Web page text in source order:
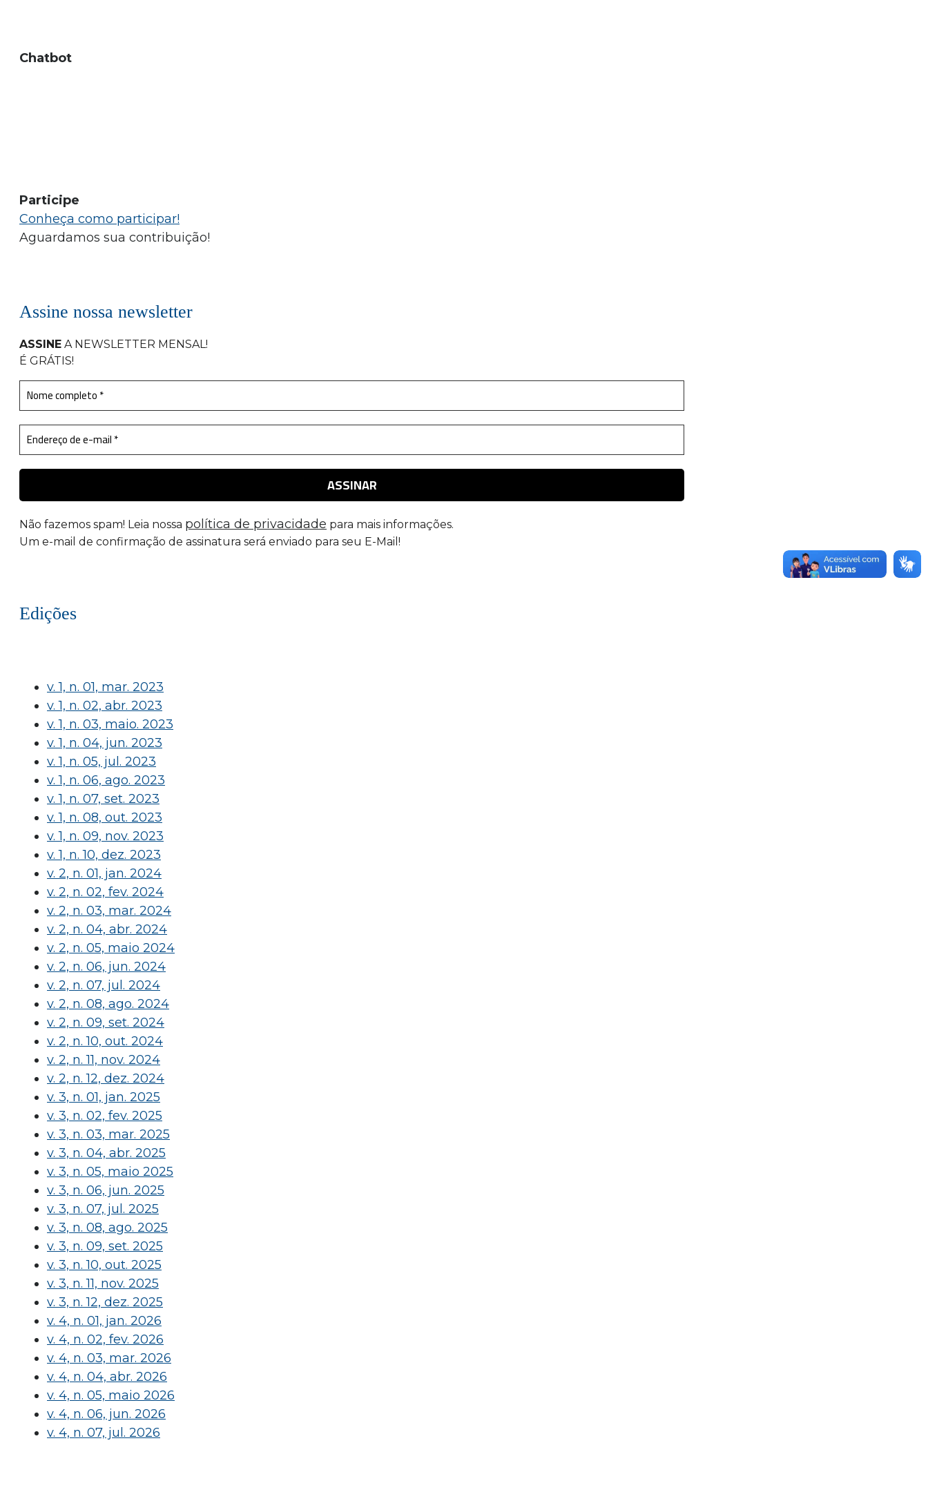
Chatbot
Participe
Conheça como participar!
Aguardamos sua contribuição!
Assine nossa newsletter
ASSINE A NEWSLETTER MENSAL!
É GRÁTIS!
Não fazemos spam! Leia nossa política de privacidade para mais informações.
Um e-mail de confirmação de assinatura será enviado para seu E-Mail!
Edições
v. 1, n. 01, mar. 2023
v. 1, n. 02, abr. 2023
v. 1, n. 03, maio. 2023
v. 1, n. 04, jun. 2023
v. 1, n. 05, jul. 2023
v. 1, n. 06, ago. 2023
v. 1, n. 07, set. 2023
v. 1, n. 08, out. 2023
v. 1, n. 09, nov. 2023
v. 1, n. 10, dez. 2023
v. 2, n. 01, jan. 2024
v. 2, n. 02, fev. 2024
v. 2, n. 03, mar. 2024
v. 2, n. 04, abr. 2024
v. 2, n. 05, maio 2024
v. 2, n. 06, jun. 2024
v. 2, n. 07, jul. 2024
v. 2, n. 08, ago. 2024
v. 2, n. 09, set. 2024
v. 2, n. 10, out. 2024
v. 2, n. 11, nov. 2024
v. 2, n. 12, dez. 2024
v. 3, n. 01, jan. 2025
v. 3, n. 02, fev. 2025
v. 3, n. 03, mar. 2025
v. 3, n. 04, abr. 2025
v. 3, n. 05, maio 2025
v. 3, n. 06, jun. 2025
v. 3, n. 07, jul. 2025
v. 3, n. 08, ago. 2025
v. 3, n. 09, set. 2025
v. 3, n. 10, out. 2025
v. 3, n. 11, nov. 2025
v. 3, n. 12, dez. 2025
v. 4, n. 01, jan. 2026
v. 4, n. 02, fev. 2026
v. 4, n. 03, mar. 2026
v. 4, n. 04, abr. 2026
v. 4, n. 05, maio 2026
v. 4, n. 06, jun. 2026
v. 4, n. 07, jul. 2026